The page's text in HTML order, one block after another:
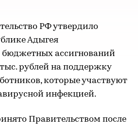
РФ утвердило
Адыгея
бюджетных ассигнований
рублей на поддержку
которые участвуют
инфекцией.
Правительством после